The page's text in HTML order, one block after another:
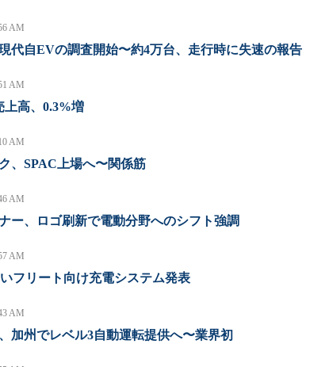
AM
代自EVの調査開始〜約4万台、走行時に失速の報告
AM
上高、0.3%増
AM
、SPAC上場へ〜関係筋
AM
ー、ロゴ刷新で電動分野へのシフト強調
AM
フリート向け充電システム発表
AM
加州でレベル3自動運転提供へ〜業界初